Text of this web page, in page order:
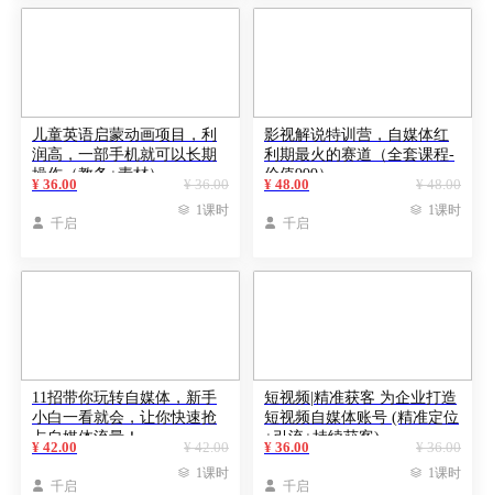
儿童英语启蒙动画项目，利
润高，一部手机就可以长期
操作（教务+素材）
¥ 36.00
¥ 36.00
 千启
 1课时
影视解说特训营，自媒体红
利期最火的赛道（全套课程-
价值999）
¥ 48.00
¥ 48.00
 千启
 1课时
11招带你玩转自媒体，新手
小白一看就会，让你快速抢
占自媒体流量！
¥ 42.00
¥ 42.00
 千启
 1课时
短视频|精准获客 为企业打造
短视频自媒体账号 (精准定位
+引流+持续获客)
¥ 36.00
¥ 36.00
 千启
 1课时